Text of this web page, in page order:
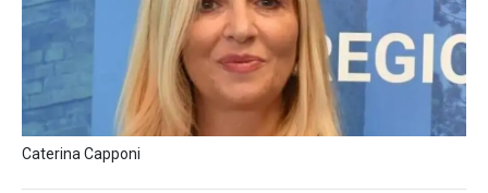
Caterina Capponi